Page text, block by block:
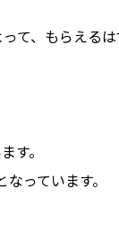
て、もらえる
す。
っています。